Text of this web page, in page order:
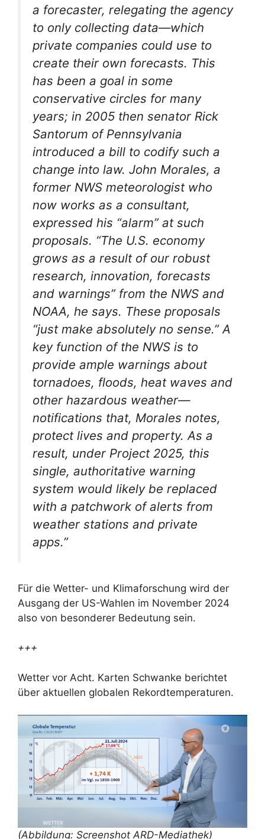
a forecaster, relegating the agency
to only collecting data—which
private companies could use to
create their own forecasts. This
has been a goal in some
conservative circles for many
years; in 2005 then senator Rick
Santorum of Pennsylvania
introduced a bill to codify such a
change into law. John Morales, a
former NWS meteorologist who
now works as a consultant,
expressed his “alarm” at such
proposals. “The U.S. economy
grows as a result of our robust
research, innovation, forecasts
and warnings” from the NWS and
NOAA, he says. These proposals
“just make absolutely no sense.” A
key function of the NWS is to
provide ample warnings about
tornadoes, floods, heat waves and
other hazardous weather—
notifications that, Morales notes,
protect lives and property. As a
result, under Project 2025, this
single, authoritative warning
system would likely be replaced
with a patchwork of alerts from
weather stations and private
apps.”
Für die Wetter- und Klimaforschung wird der
Ausgang der US-Wahlen im November 2024
also von besonderer Bedeutung sein.
+++
Wetter vor Acht. Karten Schwanke berichtet
über aktuellen globalen Rekordtemperaturen.
(Abbildung: Screenshot ARD-Mediathek)